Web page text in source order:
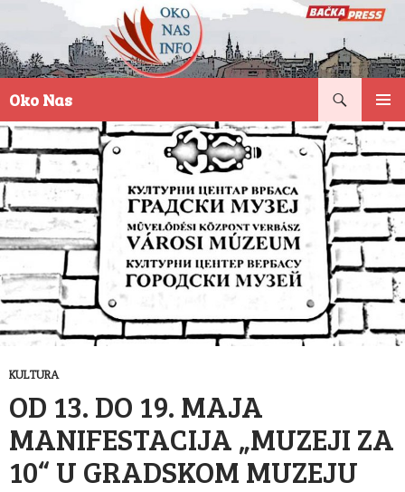
Oko Nas
NA
SADRŽAJ
KULTURA
OD 13. DO 19. MAJA
MANIFESTACIJA „MUZEJI ZA
10“ U GRADSKOM MUZEJU